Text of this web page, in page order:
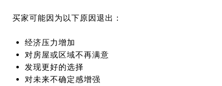
买家可能因为以下原因退出：
经济压力增加
对房屋或区域不再满意
发现更好的选择
对未来不确定感增强